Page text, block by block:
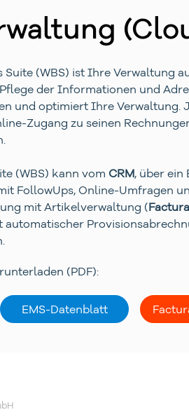
(WBS) ist Ihre Verwaltung
der Informationen und
und optimiert Ihre Verwaltung.
Zugang zu seinen
(WBS) kann vom CRM, über ein
FollowUps, Online-Umfragen
mit Artikelverwaltung (Factura
(PDF):
EMS-Datenblatt